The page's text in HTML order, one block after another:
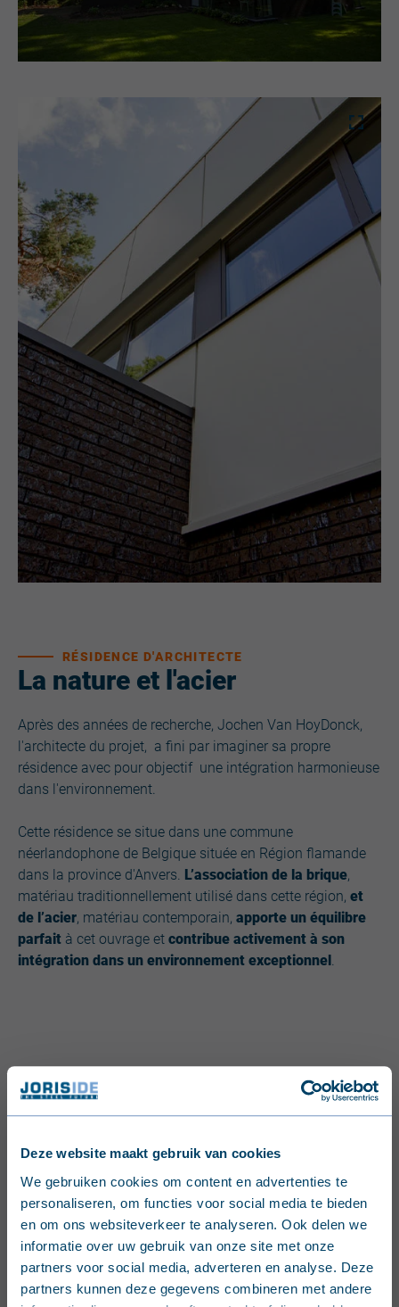
Deze website maakt gebruik van cookies
We gebruiken cookies om content en advertenties te
personaliseren, om functies voor social media te bieden
en om ons websiteverkeer te analyseren. Ook delen we
informatie over uw gebruik van onze site met onze
partners voor social media, adverteren en analyse. Deze
partners kunnen deze gegevens combineren met andere
English (United Kingdom)
Nederlands (België)
Français (Belgique)
Nederlands (Nederland)
La nature et l'acier
RÉSIDENCE D'ARCHITECTE
Après des années de recherche, Jochen Van HoyDonck,
l'architecte du projet, a fini par imaginer sa propre
résidence avec pour objectif une intégration harmonieuse
dans l'environnement.
Cette résidence se situe dans une commune
néerlandophone de Belgique située en Région flamande
dans la province d'Anvers. L’association de la brique,
matériau traditionnellement utilisé dans cette région, et
de l’acier, matériau contemporain, apporte un équilibre
parfait à cet ouvrage et contribue activement à son
intégration dans un environnement exceptionnel.